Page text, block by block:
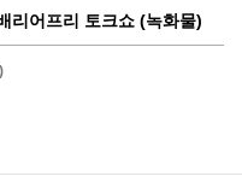
리어프리 토크쇼 (녹화물)